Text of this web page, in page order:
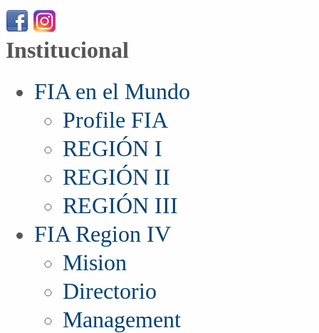
Institucional
FIA en el Mundo
Profile FIA
REGIÓN I
REGIÓN II
REGIÓN III
FIA Region IV
Mision
Directorio
Management